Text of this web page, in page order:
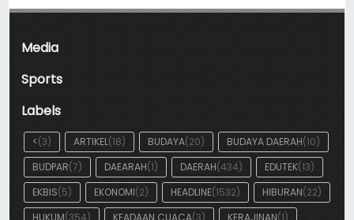
Media
Sports
Labels
<(3) ARTIKEL(18) BUDAYA(20) BUDAYA DAERAH(10)
BUDPAR(7) DAEARAH(1) DAERAH(434) EDUTEK(13)
EKBIS(5) EKONOMI(2) HEADLINE(1532) HIBURAN(22)